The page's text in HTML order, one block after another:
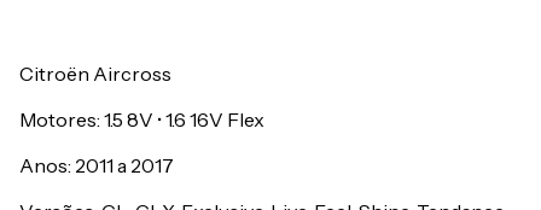
Citroën Aircross
Motores: 1.5 8V • 1.6 16V Flex
Anos: 2011 a 2017